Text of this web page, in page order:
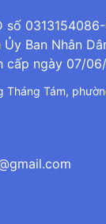
số
Ban Nhân
cấp ngày 07/
Tháng Tám,